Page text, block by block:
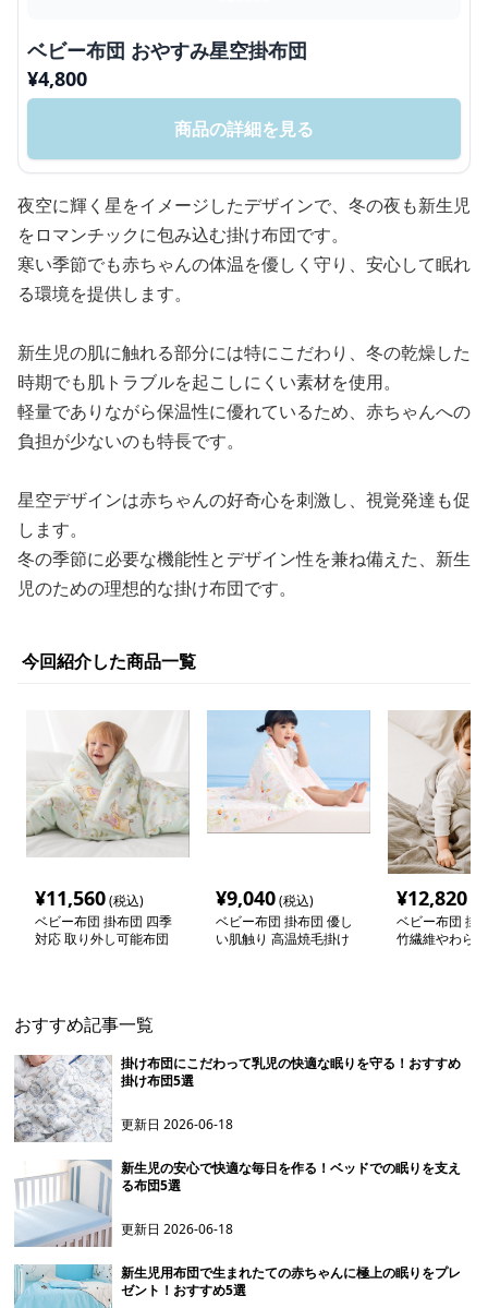
ベビー布団 おやすみ星空掛布団
¥4,800
商品の詳細を見る
夜空に輝く星をイメージしたデザインで、冬の夜も新生児
をロマンチックに包み込む掛け布団です。
寒い季節でも赤ちゃんの体温を優しく守り、安心して眠れ
る環境を提供します。
新生児の肌に触れる部分には特にこだわり、冬の乾燥した
時期でも肌トラブルを起こしにくい素材を使用。
軽量でありながら保温性に優れているため、赤ちゃんへの
負担が少ないのも特長です。
星空デザインは赤ちゃんの好奇心を刺激し、視覚発達も促
します。
冬の季節に必要な機能性とデザイン性を兼ね備えた、新生
児のための理想的な掛け布団です。
今回紹介した商品一覧
¥11,560(税込)
ベビー布団 掛布団 四季
対応 取り外し可能布団
¥9,040(税込)
ベビー布団 掛布団 優し
い肌触り 高温焼毛掛け
¥12,820
ベビー布団 掛
竹繊維やわら
おすすめ記事一覧
掛け布団にこだわって乳児の快適な眠りを守る！おすすめ
掛け布団5選
更新日2026-06-18
新生児の安心で快適な毎日を作る！ベッドでの眠りを支え
る布団5選
更新日2026-06-18
新生児用布団で生まれたての赤ちゃんに極上の眠りをプレ
ゼント！おすすめ5選